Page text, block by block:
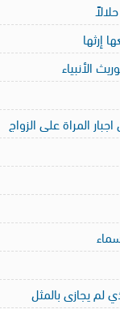
إرثها
الأنبياء
المراة على الزواج
لم يجازى بالمثل